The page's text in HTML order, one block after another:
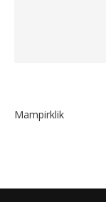
Mampirklik